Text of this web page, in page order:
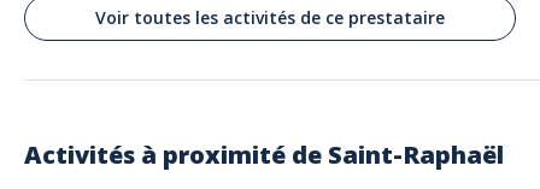
Voir toutes les activités de ce prestataire
Activités à proximité de Saint-Raphaël